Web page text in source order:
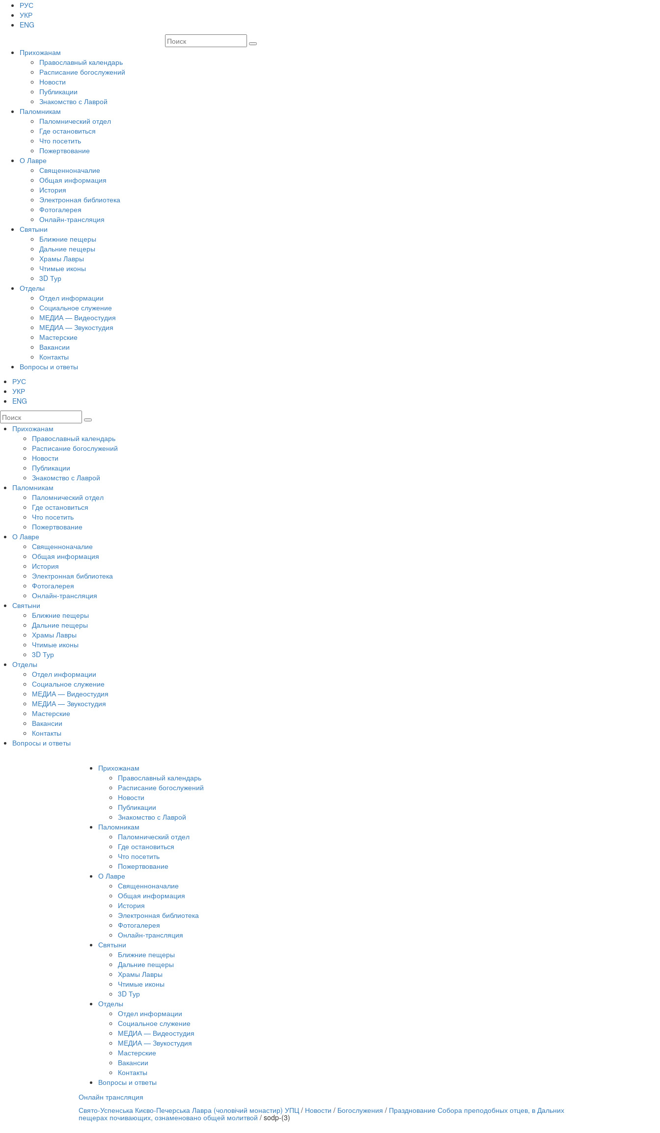
РУС
УКР
ENG
Прихожанам
Православный календарь
Расписание богослужений
Новости
Публикации
Знакомство с Лаврой
Паломникам
Паломнический отдел
Где остановиться
Что посетить
Пожертвование
О Лавре
Священноначалие
Общая информация
История
Электронная библиотека
Фотогалерея
Онлайн-трансляция
Святыни
Ближние пещеры
Дальние пещеры
Храмы Лавры
Чтимые иконы
3D Тур
Отделы
Отдел информации
Социальное служение
МЕДИА — Видеостудия
МЕДИА — Звукостудия
Мастерские
Вакансии
Контакты
Вопросы и ответы
РУС
УКР
ENG
Прихожанам
Православный календарь
Расписание богослужений
Новости
Публикации
Знакомство с Лаврой
Паломникам
Паломнический отдел
Где остановиться
Что посетить
Пожертвование
О Лавре
Священноначалие
Общая информация
История
Электронная библиотека
Фотогалерея
Онлайн-трансляция
Святыни
Ближние пещеры
Дальние пещеры
Храмы Лавры
Чтимые иконы
3D Тур
Отделы
Отдел информации
Социальное служение
МЕДИА — Видеостудия
МЕДИА — Звукостудия
Мастерские
Вакансии
Контакты
Вопросы и ответы
Прихожанам
Православный календарь
Расписание богослужений
Новости
Публикации
Знакомство с Лаврой
Паломникам
Паломнический отдел
Где остановиться
Что посетить
Пожертвование
О Лавре
Священноначалие
Общая информация
История
Электронная библиотека
Фотогалерея
Онлайн-трансляция
Святыни
Ближние пещеры
Дальние пещеры
Храмы Лавры
Чтимые иконы
3D Тур
Отделы
Отдел информации
Социальное служение
МЕДИА — Видеостудия
МЕДИА — Звукостудия
Мастерские
Вакансии
Контакты
Вопросы и ответы
Онлайн трансляция
12 сентября
Свято-Успенська Києво-Печерська Лавра (чоловічий монастир) УПЦ/ Новости / Богослужения / Празднование Собора преподобных отцев, в Дальних
пещерах почивающих, ознаменовано общей молитвой / sodp-(3)